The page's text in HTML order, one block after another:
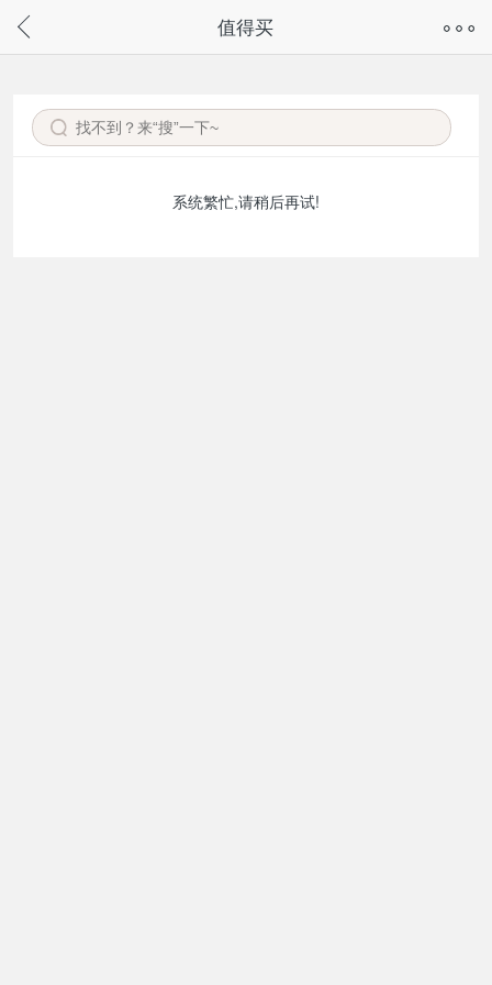
请通过微信或支付宝搜“奇兔客小程序”访问
值得买
系统繁忙,请稍后再试!